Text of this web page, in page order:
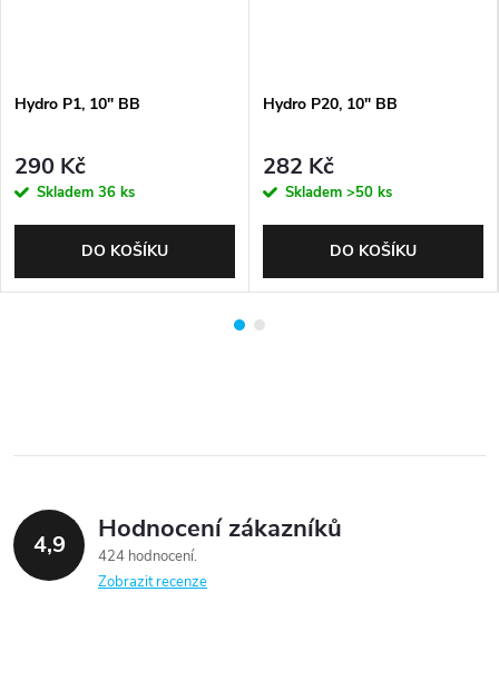
Hydro P1, 10" BB
290 Kč
Skladem 36 ks
DO KOŠÍKU
Hydro P20, 10" BB
282 Kč
Skladem >50 ks
DO KOŠÍKU
4,9 Hodnocení zákazníků
424 hodnocení
Zobrazit recenze